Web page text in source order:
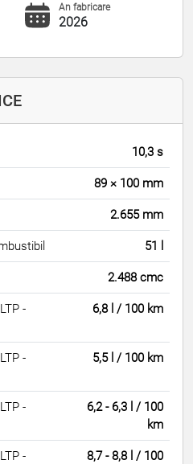
An fabricare
2026
10,3 s
89 × 100 mm
2.655 mm
51 l
2.488 cmc
-
6,8 l / 100 km
-
5,5 l / 100 km
-
6,2 - 6,3 l / 100
km
-
8,7 - 8,8 l / 100